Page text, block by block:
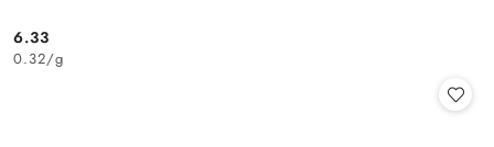
Cena:
6.33
0.32/g